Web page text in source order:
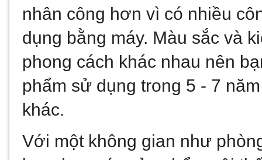
nhân công hơn vì có nhiều
dụng bằng máy. Màu sắc và
phong cách khác nhau nên
phẩm sử dụng trong 5 - 7
khác.
Với một không gian như